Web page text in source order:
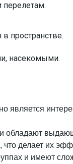
пространстве.
насекомыми.
является
обладают
что делает их
и имеют